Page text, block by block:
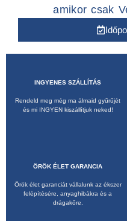
INGYENES SZÁLLÍTÁS
Rendeld meg még ma álmaid gyűrűjét
és mi INGYEN kiszállítjuk neked!
ÖRÖK ÉLET GARANCIA
Örök élet garanciát vállalunk az ékszer
felépítésére, anyaghibákra és a
drágakőre.
amikor csak